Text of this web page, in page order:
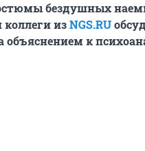
бездушных
изNGS.RU
объяснением к